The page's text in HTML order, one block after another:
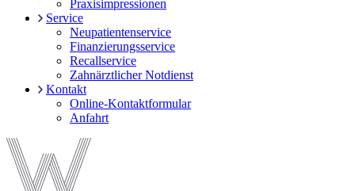
Praxisimpressionen
Service
Neupatientenservice
Finanzierungsservice
Recallservice
Zahnärztlicher Notdienst
Kontakt
Online-Kontaktformular
Anfahrt